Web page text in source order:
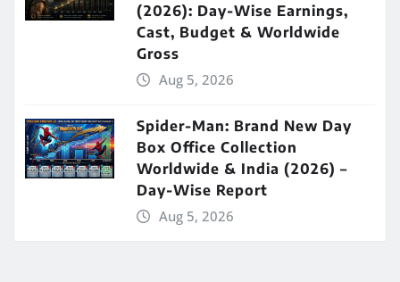
(2026): Day-Wise Earnings,
Cast, Budget & Worldwide
Gross
Aug 5, 2026
Spider-Man: Brand New Day
Box Office Collection
Worldwide & India (2026) –
Day-Wise Report
Aug 5, 2026